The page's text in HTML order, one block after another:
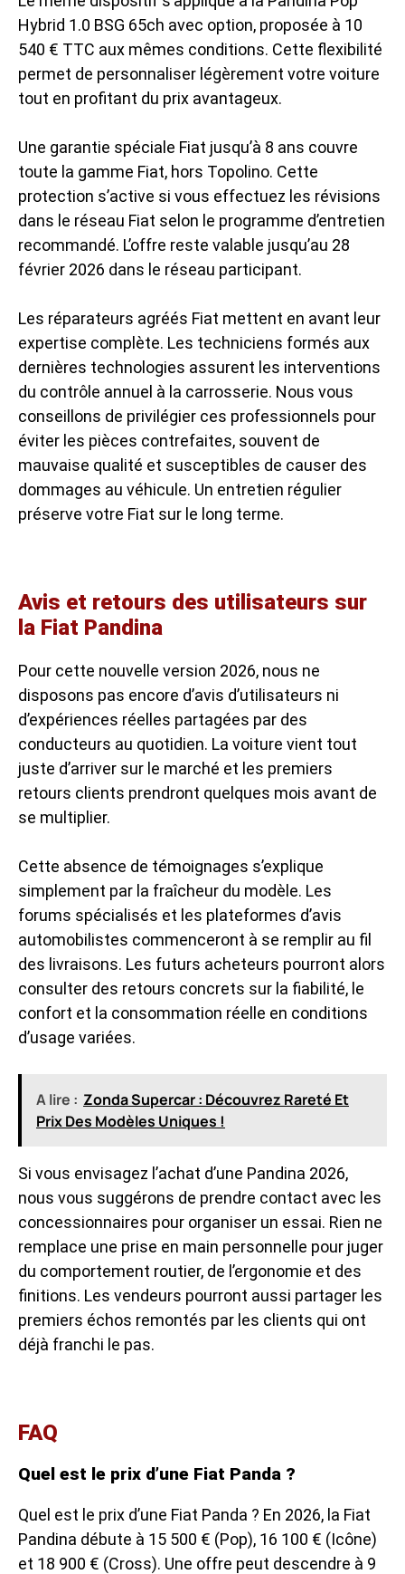
Hybrid 1.0 BSG 65ch avec option, proposée à 10
540 € TTC aux mêmes conditions. Cette flexibilité
permet de personnaliser légèrement votre voiture
tout en profitant du prix avantageux.
Une garantie spéciale Fiat jusqu’à 8 ans couvre
toute la gamme Fiat, hors Topolino. Cette
protection s’active si vous effectuez les révisions
dans le réseau Fiat selon le programme d’entretien
recommandé. L’offre reste valable jusqu’au 28
février 2026 dans le réseau participant.
Les réparateurs agréés Fiat mettent en avant leur
expertise complète. Les techniciens formés aux
dernières technologies assurent les interventions
du contrôle annuel à la carrosserie. Nous vous
conseillons de privilégier ces professionnels pour
éviter les pièces contrefaites, souvent de
mauvaise qualité et susceptibles de causer des
dommages au véhicule. Un entretien régulier
préserve votre Fiat sur le long terme.
Avis et retours des utilisateurs sur
la Fiat Pandina
Pour cette nouvelle version 2026, nous ne
disposons pas encore d’avis d’utilisateurs ni
d’expériences réelles partagées par des
conducteurs au quotidien. La voiture vient tout
juste d’arriver sur le marché et les premiers
retours clients prendront quelques mois avant de
se multiplier.
Cette absence de témoignages s’explique
simplement par la fraîcheur du modèle. Les
forums spécialisés et les plateformes d’avis
automobilistes commenceront à se remplir au fil
des livraisons. Les futurs acheteurs pourront alors
consulter des retours concrets sur la fiabilité, le
confort et la consommation réelle en conditions
d’usage variées.
A lire : Zonda Supercar : Découvrez Rareté Et
Prix Des Modèles Uniques !
Si vous envisagez l’achat d’une Pandina 2026,
nous vous suggérons de prendre contact avec les
concessionnaires pour organiser un essai. Rien ne
remplace une prise en main personnelle pour juger
du comportement routier, de l’ergonomie et des
finitions. Les vendeurs pourront aussi partager les
premiers échos remontés par les clients qui ont
déjà franchi le pas.
FAQ
Quel est le prix d’une Fiat Panda ?
Quel est le prix d’une Fiat Panda ? En 2026, la Fiat
Pandina débute à 15 500 € (Pop), 16 100 € (Icône)
et 18 900 € (Cross). Une offre peut descendre à 9